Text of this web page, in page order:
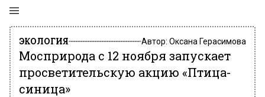
ЭКОЛОГИЯ Автор: Оксана Герасимова
Мосприрода с 12 ноября запускает
просветительскую акцию «Птица-
синица»